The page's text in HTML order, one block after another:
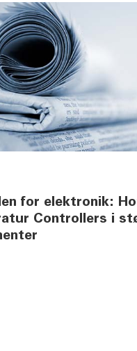
for elektronik:
Controllers i